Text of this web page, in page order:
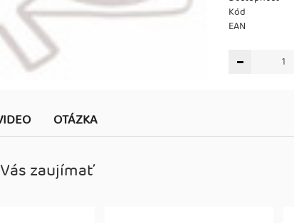
Kód
EAN
OTÁZKA
zaujímať